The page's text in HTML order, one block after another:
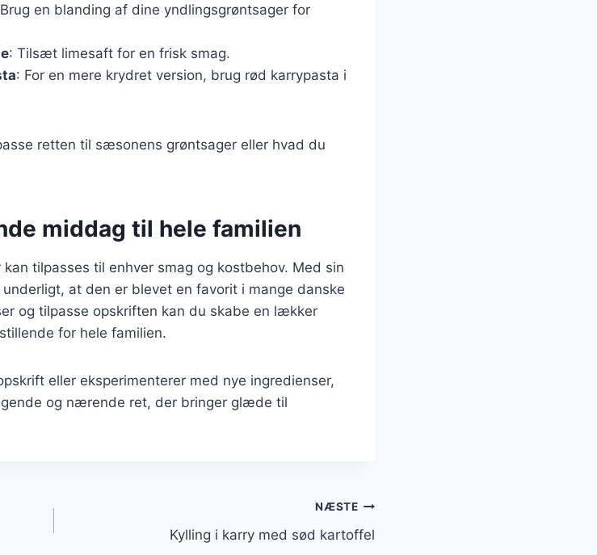
en blanding af dine yndlingsgrøntsager for
: Tilsæt limesaft for en frisk smag.
: For en mere krydret version, brug rød karrypasta i
retten til sæsonens grøntsager eller hvad du
middag til hele familien
tilpasses til enhver smag og kostbehov. Med sin
at den er blevet en favorit i mange danske
og tilpasse opskriften kan du skabe en lækker
for hele familien.
eller eksperimenterer med nye ingredienser,
og nærende ret, der bringer glæde til
NÆSTE
Kylling i karry med sød kartoffel